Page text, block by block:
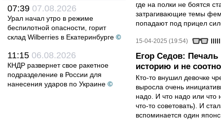
07:39 07.08.2026
Урал начал утро в режиме
беспилотной опасности, горит
склад Wilberries в Екатеринбурге ©
11:15 06.08.2026
КНДР развернет свое ракетное
подразделение в России для
нанесения ударов по Украине ©
где на полки не боятся
затрагивающие темы
попадают под прицел
15-04-2025 (19:54)
Егор Седов:
историю и не
Кто-то внушил девочке
выросла очень
надо. И что надо или что
что-то советовать). И
вспоминается один